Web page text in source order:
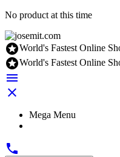
No product at this time
World's Fastest Online
World's Fastest Online


Mega Menu
